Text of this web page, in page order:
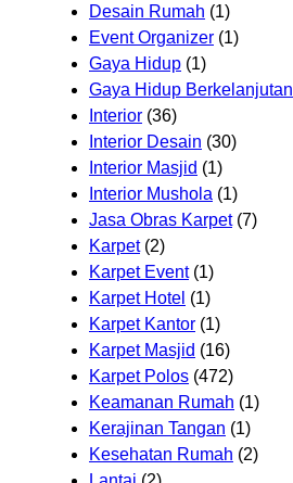
Desain Rumah (1)
Event Organizer (1)
Gaya Hidup (1)
Gaya Hidup Berkelanjutan
Interior (36)
Interior Desain (30)
Interior Masjid (1)
Interior Mushola (1)
Jasa Obras Karpet(7)
Karpet(2)
Karpet Event(1)
Karpet Hotel (1)
Karpet Kantor (1)
Karpet Masjid (16)
Karpet Polos (472)
Keamanan Rumah (1)
Kerajinan Tangan (1)
Kesehatan Rumah (2)